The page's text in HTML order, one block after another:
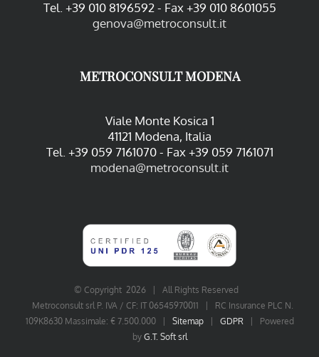
Tel. +39 010 8196592 - Fax +39 010 8601055
genova@metroconsult.it
METROCONSULT MODENA
Viale Monte Kosica 1
41121 Modena, Italia
Tel. +39 059 7161070 - Fax +39 059 7161071
modena@metroconsult.it
© Copyright 2026 | All Rights Reserved
Metroconsult srl P. IVA / CF: IT 06545970011 | RC Insurance PLC N.
109K8630 Massimale: € 7.500.000 | Sitemap| GDPR | Powered
by G.T. Soft srl